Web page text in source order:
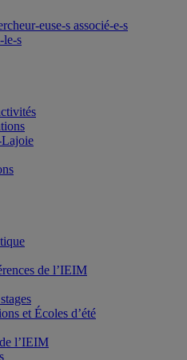
euse-s associé-e-s
le-s
Lajoie
de l’IEIM
et Écoles d’été
l’IEIM